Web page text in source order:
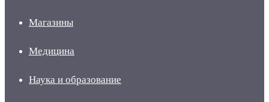
Магазины
Медицина
Наука и образование